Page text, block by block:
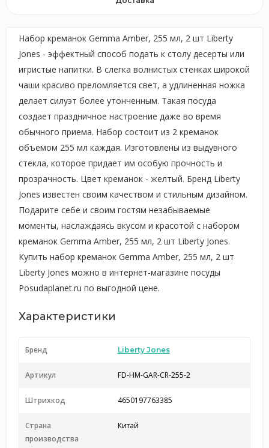
Набор креманок Gemma Amber, 255 мл, 2 шт Liberty
Jones - эффектный способ подать к столу десерты или
игристые напитки. В слегка волнистых стенках широкой
чаши красиво преломляется свет, а удлиненная ножка
делает силуэт более утонченным. Такая посуда
создает праздничное настроение даже во время
обычного приема. Набор состоит из 2 креманок
объемом 255 мл каждая. Изготовлены из выдувного
стекла, которое придает им особую прочность и
прозрачность. Цвет креманок - желтый. Бренд Liberty
Jones известен своим качеством и стильным дизайном.
Подарите себе и своим гостям незабываемые
моменты, наслаждаясь вкусом и красотой с набором
креманок Gemma Amber, 255 мл, 2 шт Liberty Jones.
Купить набор креманок Gemma Amber, 255 мл, 2 шт
Liberty Jones можно в интернет-магазине посуды
Posudaplanet.ru по выгодной цене.
Характеристики
Бренд Liberty Jones
Артикул FD-HM-GAR-CR-255-2
Штрихкод 4650197763385
Страна
производства
Китай